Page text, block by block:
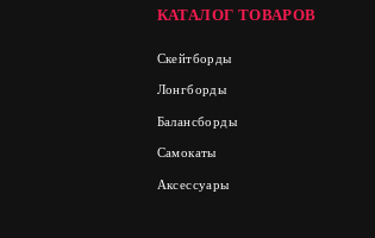
КАТАЛОГ ТОВАРОВ
Скейтборды
Лонгборды
Балансборды
Самокаты
Аксессуары